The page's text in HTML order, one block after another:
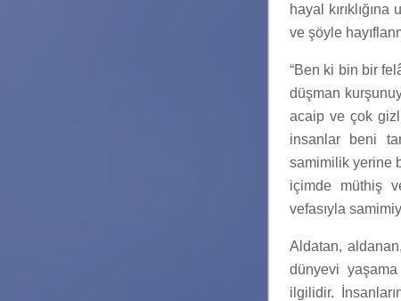
hayal
ve şöyle
“Ben ki bin bir
düşman
acaip ve çok gizli
insanlar beni
samimilik yerine
içimde müthiş
vefasıyla
Aldatan,
dünyevi yaşama
ilgilidir.